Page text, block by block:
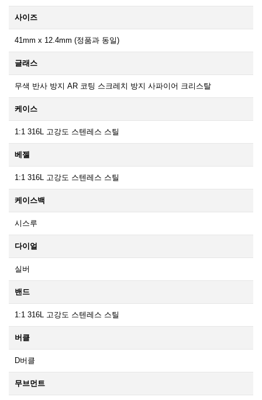
사이즈
41mm x 12.4mm (정품과 동일)
글래스
무색 반사 방지 AR 코팅 스크레치 방지 사파이어 크리스탈
케이스
1:1 316L 고강도 스텐레스 스틸
베젤
1:1 316L 고강도 스텐레스 스틸
케이스백
시스루
다이얼
실버
밴드
1:1 316L 고강도 스텐레스 스틸
버클
D버클
무브먼트